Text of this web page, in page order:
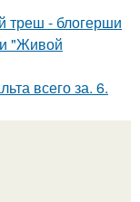
треш - блогерши
"Живой
всего за. 6.